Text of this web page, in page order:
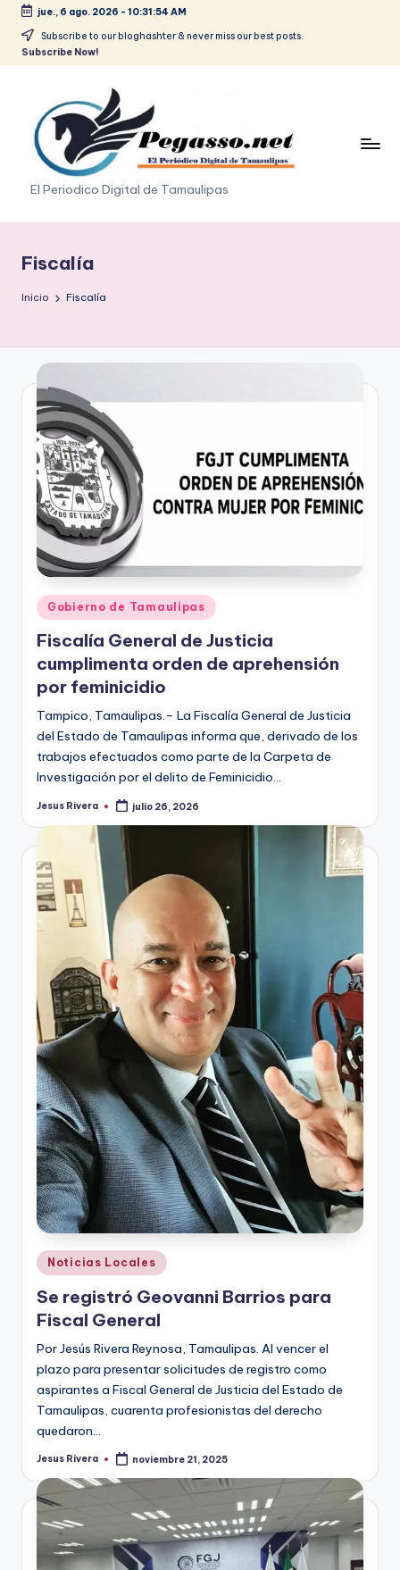
Saltar
jue., 6 ago. 2026 - 10:31:55 AM
Subscribe to our bloghashter & never miss our best posts.
Subscribe Now!
p
e
g
s
.
p
r
e
s
s
El Periodico Digital de Tamaulipas
Fiscalía
Inicio Fiscalía
Publicado
en
Gobierno de Tamaulipas
Fiscalía General de Justicia
cumplimenta orden de aprehensión
por feminicidio
Tampico, Tamaulipas.– La Fiscalía General de Justicia
del Estado de Tamaulipas informa que, derivado de los
trabajos efectuados como parte de la Carpeta de
Investigación por el delito de Feminicidio…
Publicado
Jesus Rivera julio 26, 2026
Publicado
en
Noticias Locales
Se registró Geovanni Barrios para
Fiscal General
Por Jesús Rivera Reynosa, Tamaulipas. Al vencer el
plazo para presentar solicitudes de registro como
aspirantes a Fiscal General de Justicia del Estado de
Tamaulipas, cuarenta profesionistas del derecho
quedaron…
Publicado
Jesus Rivera noviembre 21, 2025